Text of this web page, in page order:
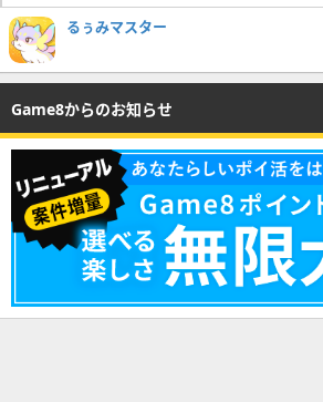
るぅみマスター
Game8からのお知らせ